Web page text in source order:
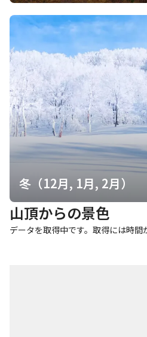
冬（12月, 1月, 2月）
山頂からの景色
データを取得中です。取得には時間